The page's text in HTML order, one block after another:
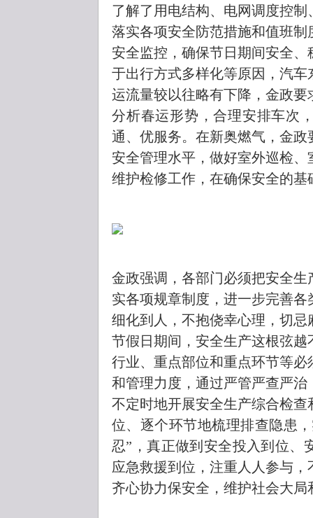
了解了用电结构、电网调度控
落实各项安全防范措施和值班
安全监控，确保节日期间安全
于出行方式多样化等原因，汽
运流量较以往略有下降，金政
分析春运形势，合理安排车次
通、优服务。在新奥燃气，金
安全管理水平，做好室外巡检
维护检修工作，在确保安全的
金政强调，各部门必须把安全
实各项规章制度，进一步完善
细化到人，不抱侥幸心理，切
节假日期间，安全生产这根弦
行业、重点部位和重点环节等
和管理力度，通过严管严查严
不定时地开展安全生产综合检
位、逐个环节地梳理排查隐患
忍”，真正做到安全投入到位、
应急救援到位，注重人人参与
齐心协力保安全，维护社会大局